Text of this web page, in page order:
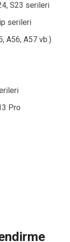
S23 serileri
serileri
A56, A57 vb.)
Pro